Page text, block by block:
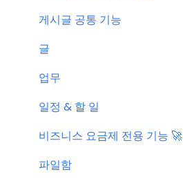
공지 관련 자주 묻는 질문
게시글 공통 기능
글
업무
일정 & 할 일
비즈니스 요금제 전용 기능 🚀
파일함